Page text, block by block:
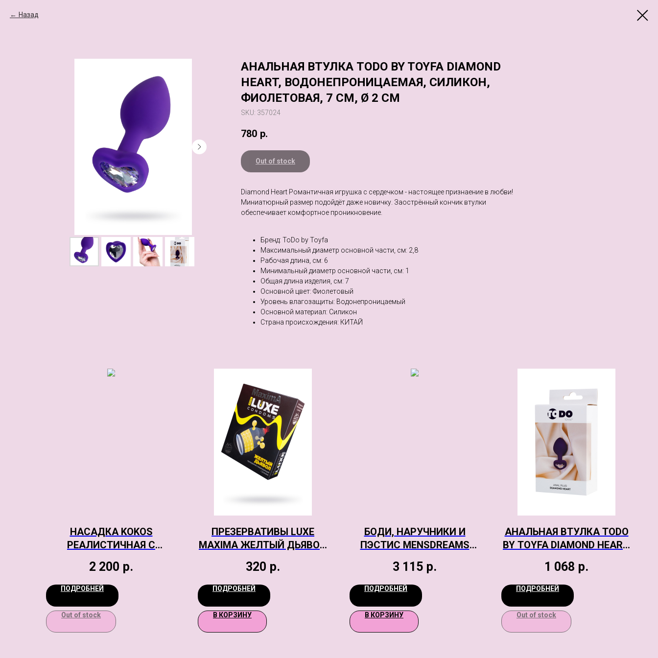
Назад
АНАЛЬНАЯ ВТУЛКА TODO BY TOYFA DIAMOND
HEART, ВОДОНЕПРОНИЦАЕМАЯ, СИЛИКОН,
ФИОЛЕТОВАЯ, 7 СМ, Ø 2 СМ
SKU: 357024
780 р.
Out of stock
Diamond Heart Романтичная игрушка с сердечком - настоящее признаение в любви!
Миниатюрный размер подойдёт даже новичку. Заострённый кончик втулки
обеспечивает комфортное проникновение.
Бренд: ToDo by Toyfa
Максимальный диаметр основной части, см: 2,8
Рабочая длина, см: 6
Минимальный диаметр основной части, см: 1
Общая длина изделия, см: 7
Основной цвет: Фиолетовый
Уровень влагозащиты: Водонепроницаемый
Основной материал: Силикон
Страна происхождения: КИТАЙ
НАСАДКА KOKOS
РЕАЛИСТИЧНАЯ С
СТИМУЛЯЦИЕЙ, TPE,
ТЕЛЕСНАЯ, 17.6 СМ
2 200 р.
ПОДРОБНЕЙ
Out of stock
ПРЕЗЕРВАТИВЫ LUXE
MAXIMA ЖЕЛТЫЙ ДЬЯВОЛ
320 р.
ПОДРОБНЕЙ
В КОРЗИНУ
БОДИ, НАРУЧНИКИ И
ПЭСТИС MENSDREAMS
3 115 р.
ПОДРОБНЕЙ
В КОРЗИНУ
АНАЛЬНАЯ ВТУЛКА TODO
BY TOYFA DIAMOND HEART,
СИЛИКОН, ФИОЛЕТОВАЯ, 8
СМ, Ø 3 СМ
1 068 р.
ПОДРОБНЕЙ
Out of stock